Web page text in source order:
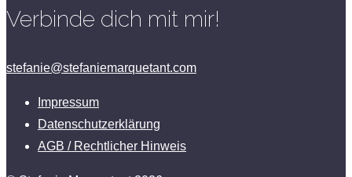
Verbinde dich mit mir!
stefanie@stefaniemarquetant.com
Impressum
Datenschutzerklärung
AGB / Rechtlicher Hinweis